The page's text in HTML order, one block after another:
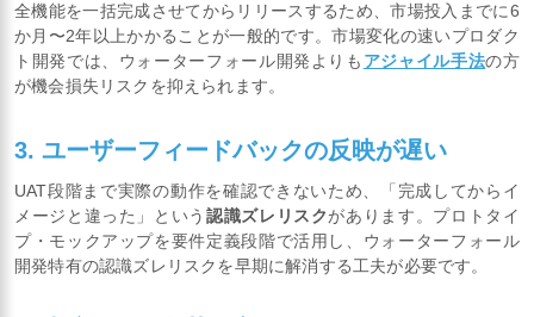
全機能を一括完成させてからリリースするため、市場投入までに6
か月〜2年以上かかることが一般的です。市場変化の速いプロダク
ト開発では、ウォーターフォール開発よりも アジャイル手法の方
が機会損失リスクを抑えられます。
3. ユーザーフィードバックの反映が遅い
UAT段階まで実際の動作を確認できないため、「完成してからイ
メージと違った」という 認識ズレリスクがあります。プロトタイ
プ・モックアップを要件定義段階で活用し、ウォーターフォール
開発特有の認識ズレリスクを早期に解消する工夫が必要です。